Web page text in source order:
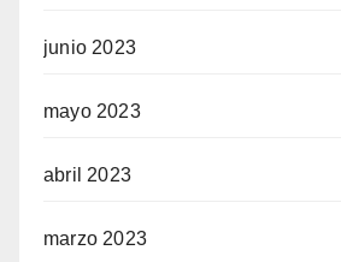
junio 2023
mayo 2023
abril 2023
marzo 2023